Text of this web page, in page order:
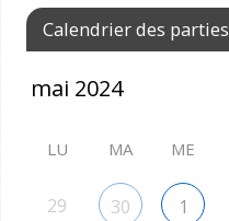
Calendrier des parties
LU MA ME
29 30 1